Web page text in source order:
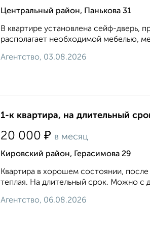
Центральный район, Панькова 31
В квартире установлена сейф-дверь,
располагает необходимой мебелью,
Агентство, 03.08.2026
1-к квартира, на длительный
20 000 ₽ в месяц
Кировский район, Герасимова 29
Квартира в хорошем состоянии,
теплая. На длительный срок. Можно с
Агентство, 06.08.2026